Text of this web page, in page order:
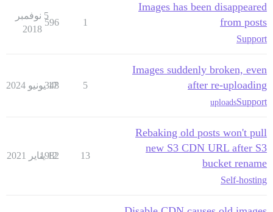
Images has been disappeared
from posts
Support
1
596
5 نوفمبر
2018
Images suddenly broken, even
after re-uploading
Support
uploads
5
348
17 يونيو 2024
Rebaking old posts won't pull
new S3 CDN URL after S3
bucket rename
Self-hosting
13
1982
12 يناير 2021